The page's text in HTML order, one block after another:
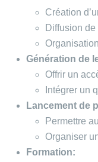
Création
Diffusion
Génération de
Offrir un
Intégrer un
Lancement de
Permettre
Organiser
Formation: